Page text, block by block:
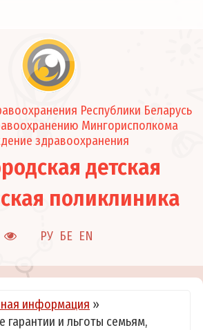
Республики Беларусь
Мингорисполкома
здравоохранения
детская
поликлиника
РУ БЕ EN
информация »
гарантии и льготы семьям,